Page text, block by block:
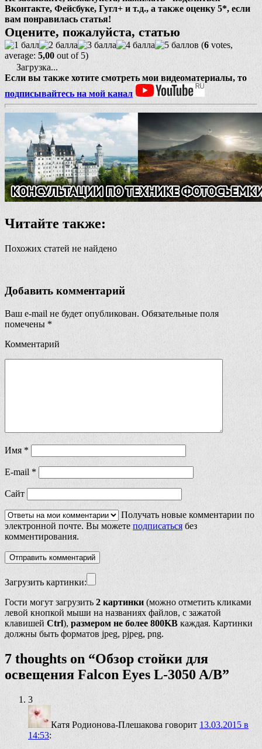
Вконтакте, Фейсбуке, Гугл+ и т.д., а также оценку 5*, если
вам понравилась статья!
Оцените, пожалуйста, статью
(6 votes,
average: 5,00 out of 5)
Загрузка...
Если вы также хотите смотреть мои видеоматериалы, то
подписывайтесь на мой канал
Читайте также:
Похожих статей не найдено
Добавить комментарий
Ваш e-mail не будет опубликован. Обязательные поля
помечены *
Комментарий
Имя *
E-mail *
Сайт
Получать новые комментарии по
электронной почте. Вы можете подписаться без
комментирования.
Загрузить картинки:
Гости могут загрузить 2 картинки (можно отметить кликами
левой кнопкой мыши на названиях файлов, с зажатой
клавишей Ctrl), размером не более 800KB каждая. Картинки
должны быть форматов jpeg, pjpeg, png.
7 thoughts on “Обзор стойки для
освещения Falcon Eyes L-3050 A/B”
3
Катя Родионова-Плешакова говорит 13.03.2015 в
14:53: